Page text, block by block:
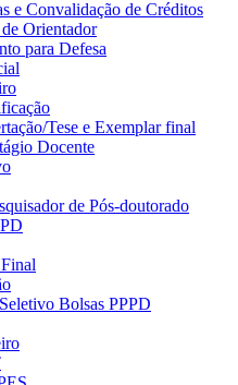
e Convalidação de Créditos
Orientador
para Defesa
Tese e Exemplar final
Docente
de Pós-doutorado
Bolsas PPPD